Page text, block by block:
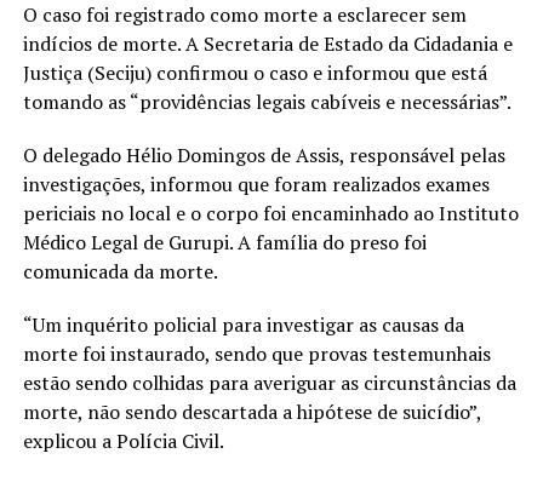
O caso foi registrado como morte a esclarecer sem
indícios de morte. A Secretaria de Estado da Cidadania e
Justiça (Seciju) confirmou o caso e informou que está
tomando as “providências legais cabíveis e necessárias”.
O delegado Hélio Domingos de Assis, responsável pelas
investigações, informou que foram realizados exames
periciais no local e o corpo foi encaminhado ao Instituto
Médico Legal de Gurupi. A família do preso foi
comunicada da morte.
“Um inquérito policial para investigar as causas da
morte foi instaurado, sendo que provas testemunhais
estão sendo colhidas para averiguar as circunstâncias da
morte, não sendo descartada a hipótese de suicídio”,
explicou a Polícia Civil.